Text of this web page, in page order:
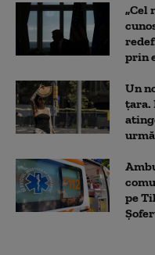
„Cel
prin
Un
țara.
pe